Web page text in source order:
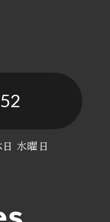
水曜日